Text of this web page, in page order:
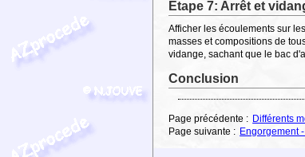
Etape 7: Arrêt et
Afficher les écoulements sur
masses et compositions de
vidange, sachant que le bac
Conclusion
Page précédente : Différents
Page suivante : Engorgement